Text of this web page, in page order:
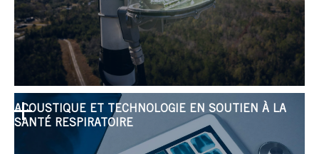
ACOUSTIQUE ET TECHNOLOGIE EN SOUTIEN À LA
SANTÉ RESPIRATOIRE